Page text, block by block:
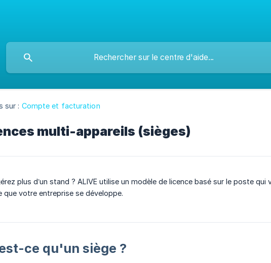
sur : Compte et facturation
multi-appareils (sièges)
plus d’un stand ? ALIVE utilise un modèle de licence basé sur le poste
que votre entreprise se développe.
ce qu'un siège ?